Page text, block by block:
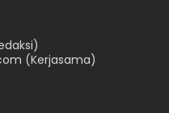
(Kerjasama)